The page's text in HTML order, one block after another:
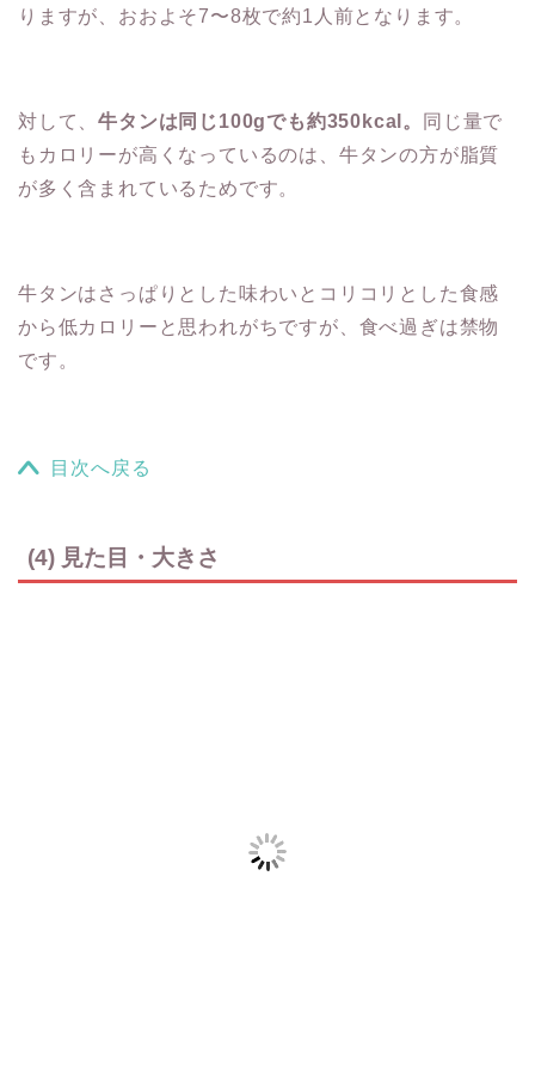
りますが、おおよそ7〜8枚で約1人前となります。
対して、牛タンは同じ100gでも約350kcal。
同じ量で
もカロリーが高くなっているのは、牛タンの方が脂質
が多く含まれているためです。
牛タンはさっぱりとした味わいとコリコリとした食感
から低カロリーと思われがちですが、食べ過ぎは禁物
です。
目次へ戻る
(4) 見た目・大きさ